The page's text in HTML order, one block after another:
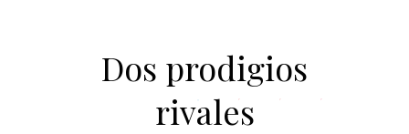
Dos prodigios
rivales